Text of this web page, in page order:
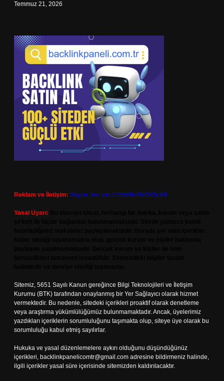
Temmuz 21, 2026
Reklam ve İletişim: Skype: live:.cid.575569c608265c69
Yasal Uyarı:
Sitemiz, 5651 Sayılı Kanun gereğince Bilgi Teknolojileri ve İletişim
Kurumu (BTK) tarafından onaylanmış bir Yer Sağlayıcı olarak hizmet
vermektedir. Bu nedenle, sitedeki içerikleri proaktif olarak denetleme
veya araştırma yükümlülüğümüz bulunmamaktadır. Ancak, üyelerimiz
yazdıkları içeriklerin sorumluluğunu taşımakta olup, siteye üye olarak bu
sorumluluğu kabul etmiş sayılırlar.
Hukuka ve yasal düzenlemelere aykırı olduğunu düşündüğünüz
içerikleri, backlinkpanelicomtr@gmail.com adresine bildirmeniz halinde,
ilgili içerikler yasal süre içerisinde sitemizden kaldırılacaktır.